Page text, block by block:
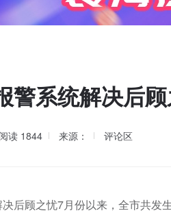
警系统解决后
阅读 1844 来源： 评论区
后顾之忧7月份以来，全市共发